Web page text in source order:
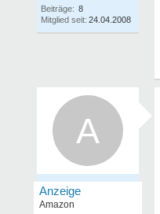
Beiträge: 8
Mitglied seit: 24.04.2008
A